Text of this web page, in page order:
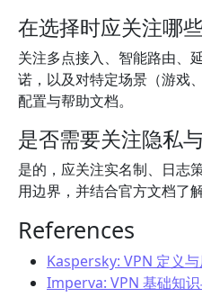
在选择时应关注哪
关注多点接入、智能路由、
诺，以及对特定场景（游戏
配置与帮助文档。
是否需要关注隐私
是的，应关注实名制、日志
用边界，并结合官方文档了
References
Kaspersky: VPN 定义
Imperva: VPN 基础知